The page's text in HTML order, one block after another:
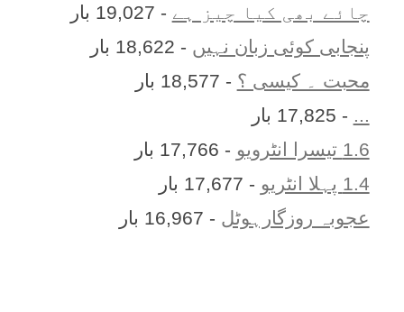
چائے بھی کیا چیز ہے - 19,027 بار
پنجابی کوئی زبان نہیں - 18,622 بار
محبت ۔ کیسی ؟ - 18,577 بار
... - 17,825 بار
1.6 تیسرا انٹرویو
- 17,766 بار
1.4 پہلا انٹریو
- 17,677 بار
عجوبہ روزگارہوٹل - 16,967 بار